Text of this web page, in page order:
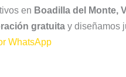
en Boadilla del Monte,
gratuita y diseñamos
WhatsApp